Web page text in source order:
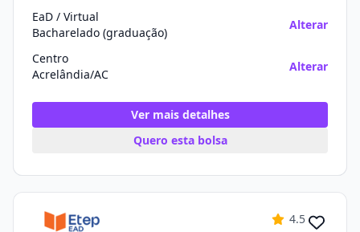
EaD / Virtual
Bacharelado (graduação)
Alterar
Centro
Acrelândia/AC
Alterar
Ver mais detalhes
Quero esta bolsa
4.5